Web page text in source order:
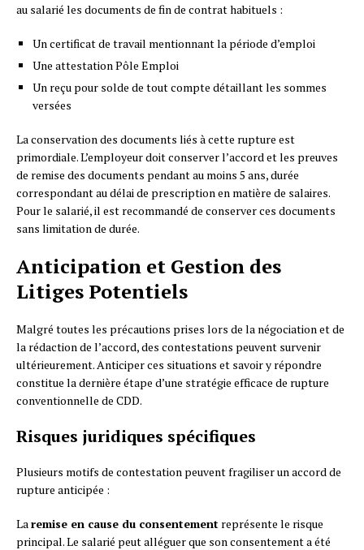
au salarié les documents de fin de contrat habituels :
Un certificat de travail mentionnant la période d’emploi
Une attestation Pôle Emploi
Un reçu pour solde de tout compte détaillant les sommes
versées
La conservation des documents liés à cette rupture est
primordiale. L’employeur doit conserver l’accord et les preuves
de remise des documents pendant au moins 5 ans, durée
correspondant au délai de prescription en matière de salaires.
Pour le salarié, il est recommandé de conserver ces documents
sans limitation de durée.
Anticipation et Gestion des
Litiges Potentiels
Malgré toutes les précautions prises lors de la négociation et de
la rédaction de l’accord, des contestations peuvent survenir
ultérieurement. Anticiper ces situations et savoir y répondre
constitue la dernière étape d’une stratégie efficace de rupture
conventionnelle de CDD.
Risques juridiques spécifiques
Plusieurs motifs de contestation peuvent fragiliser un accord de
rupture anticipée :
La remise en cause du consentement représente le risque
principal. Le salarié peut alléguer que son consentement a été